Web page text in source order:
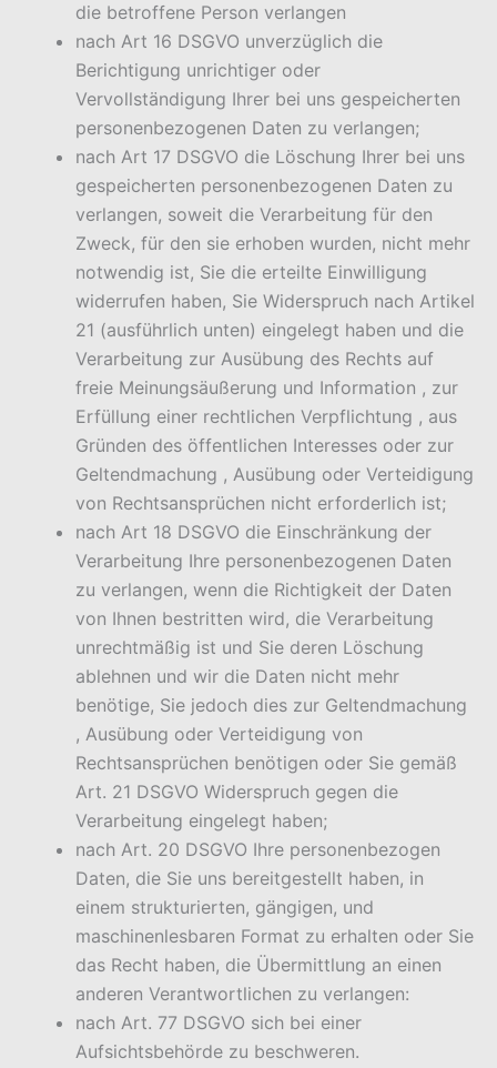
die betroffene Person verlangen
nach Art 16 DSGVO unverzüglich die
Berichtigung unrichtiger oder
Vervollständigung Ihrer bei uns gespeicherten
personenbezogenen Daten zu verlangen;
nach Art 17 DSGVO die Löschung Ihrer bei uns
gespeicherten personenbezogenen Daten zu
verlangen, soweit die Verarbeitung für den
Zweck, für den sie erhoben wurden, nicht mehr
notwendig ist, Sie die erteilte Einwilligung
widerrufen haben, Sie Widerspruch nach Artikel
21 (ausführlich unten) eingelegt haben und die
Verarbeitung zur Ausübung des Rechts auf
freie Meinungsäußerung und Information , zur
Erfüllung einer rechtlichen Verpflichtung , aus
Gründen des öffentlichen Interesses oder zur
Geltendmachung , Ausübung oder Verteidigung
von Rechtsansprüchen nicht erforderlich ist;
nach Art 18 DSGVO die Einschränkung der
Verarbeitung Ihre personenbezogenen Daten
zu verlangen, wenn die Richtigkeit der Daten
von Ihnen bestritten wird, die Verarbeitung
unrechtmäßig ist und Sie deren Löschung
ablehnen und wir die Daten nicht mehr
benötige, Sie jedoch dies zur Geltendmachung
, Ausübung oder Verteidigung von
Rechtsansprüchen benötigen oder Sie gemäß
Art. 21 DSGVO Widerspruch gegen die
Verarbeitung eingelegt haben;
nach Art. 20 DSGVO Ihre personenbezogen
Daten, die Sie uns bereitgestellt haben, in
einem strukturierten, gängigen, und
maschinenlesbaren Format zu erhalten oder Sie
das Recht haben, die Übermittlung an einen
anderen Verantwortlichen zu verlangen:
nach Art. 77 DSGVO sich bei einer
Aufsichtsbehörde zu beschweren.